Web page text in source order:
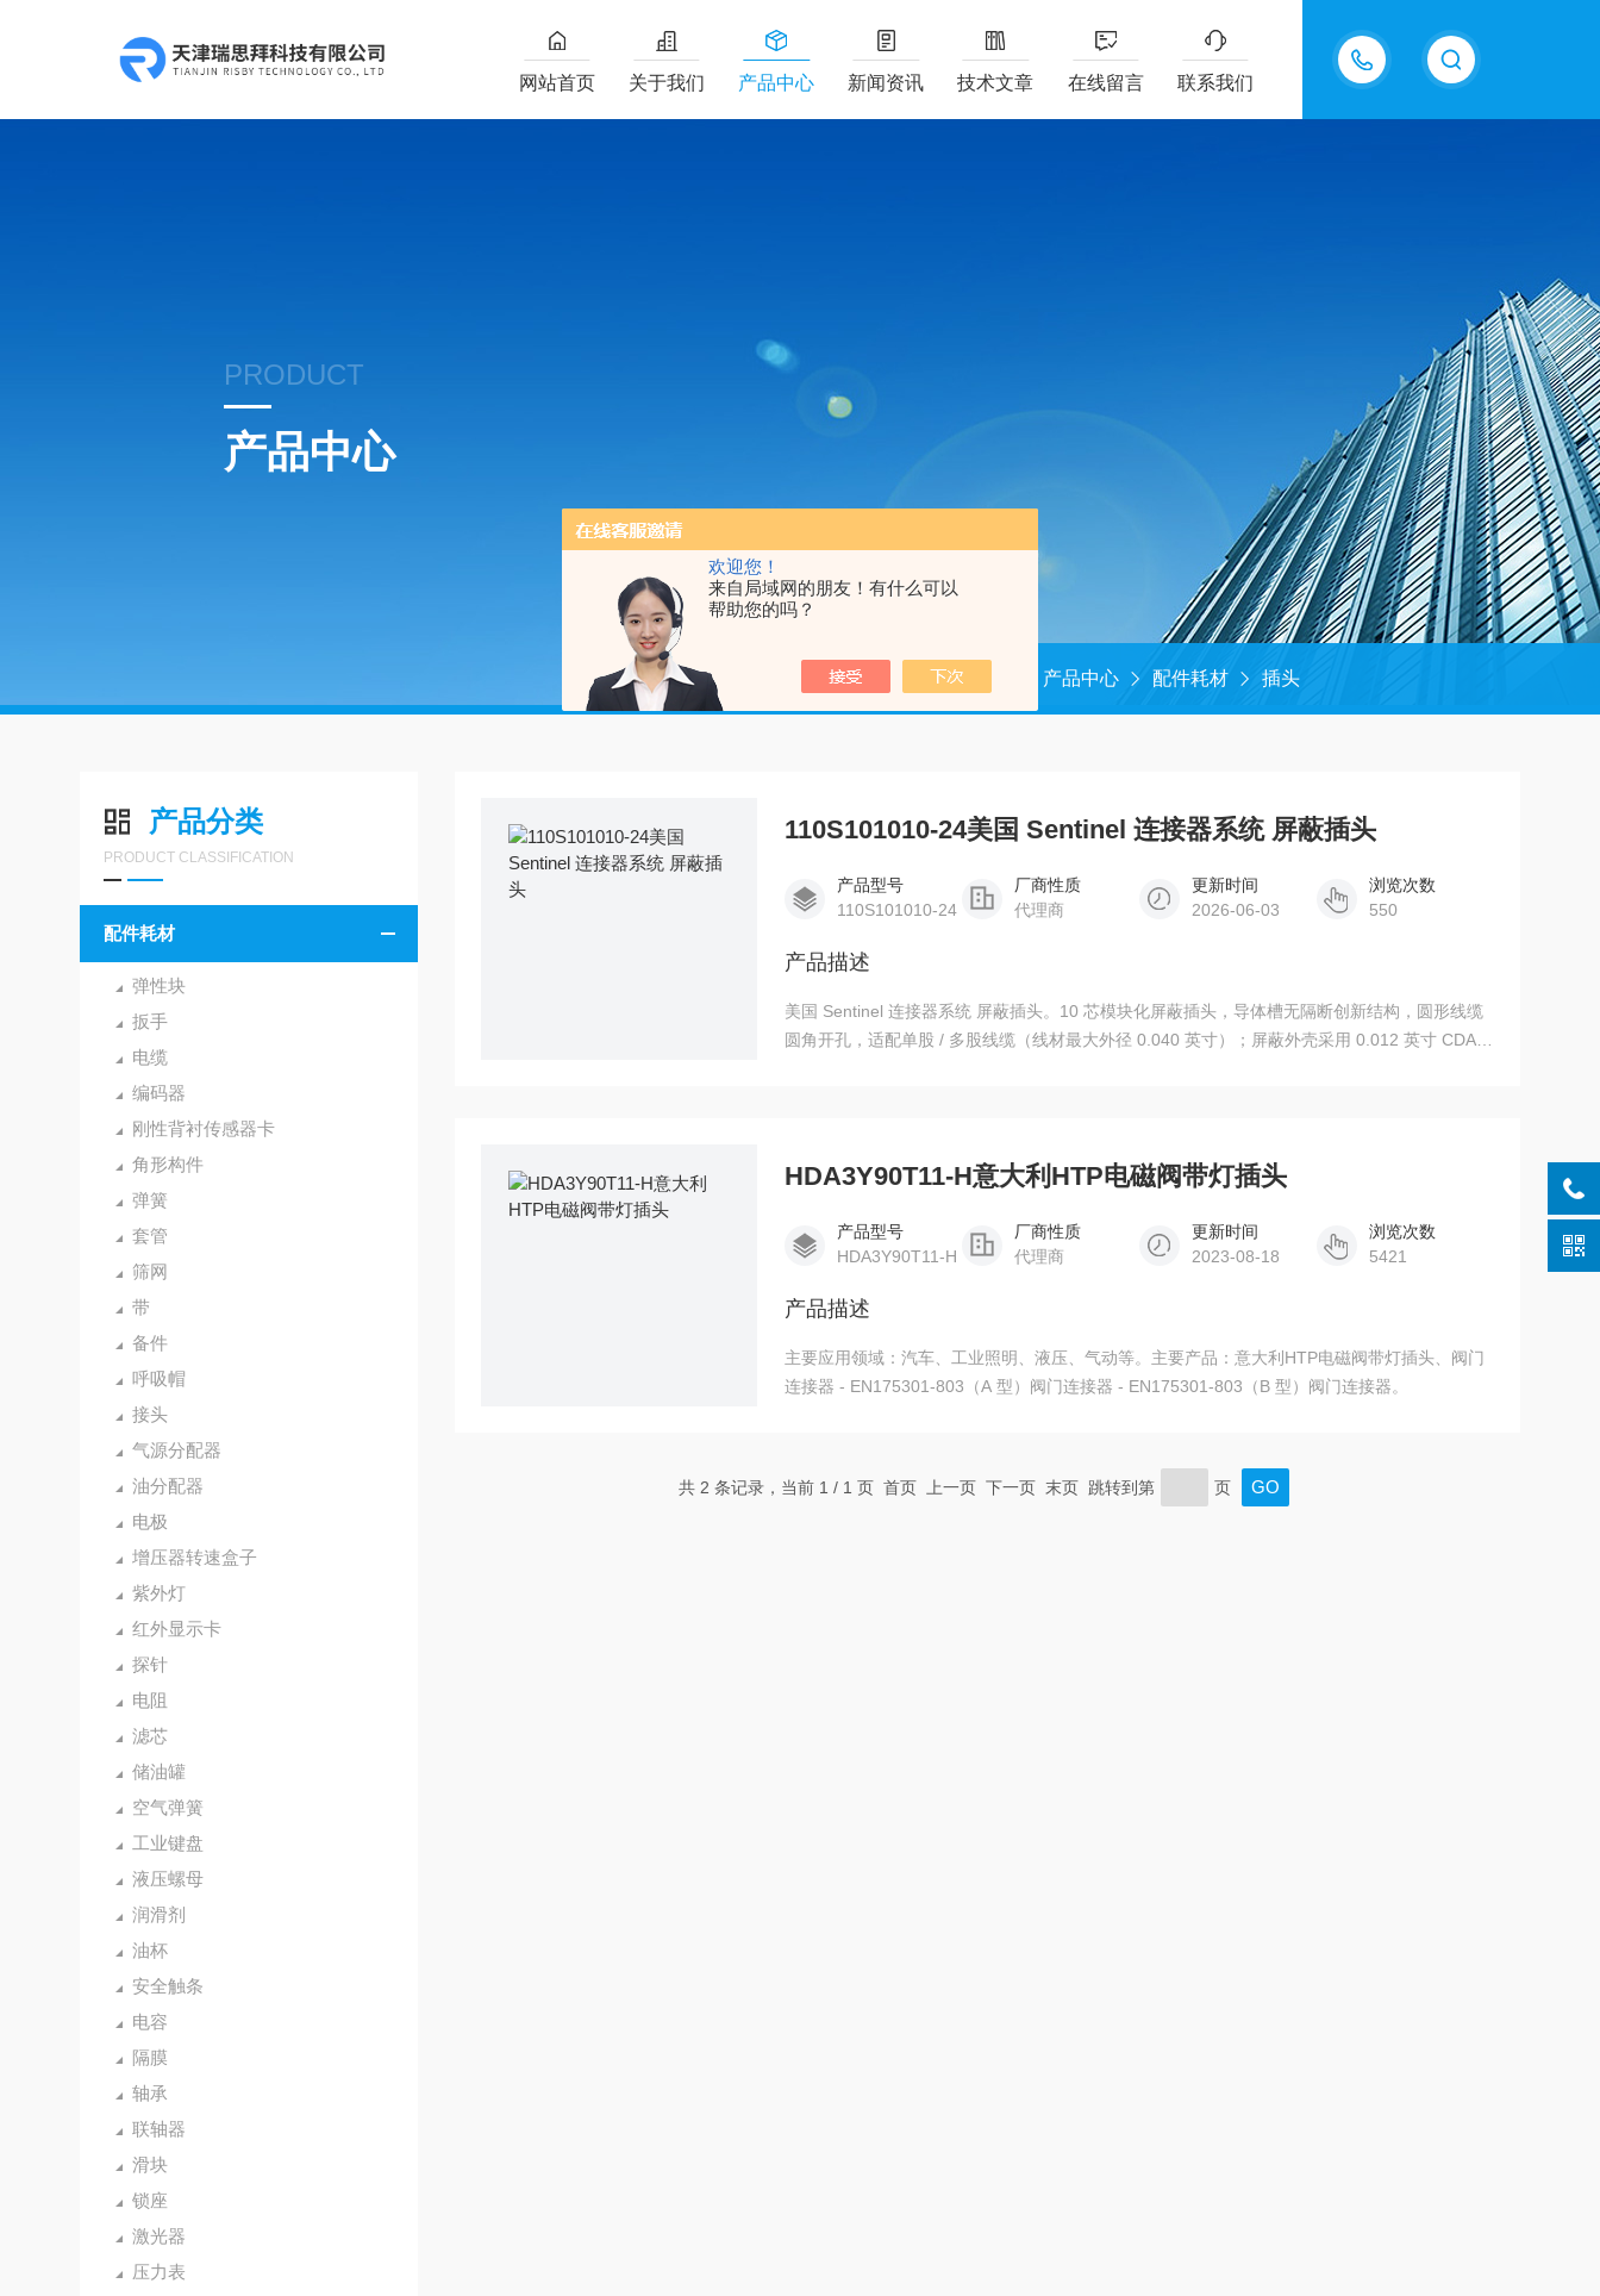
欢迎您！
来自局域网的朋友！有什么可以
帮助您的吗？
18202625585
网站首页 关于我们 产品中心 新闻资讯 技术文章 在线留言 联系我们
PRODUCT
产品中心
当前位置： 产品中心 配件耗材 插头
产品分类
PRODUCT CLASSIFICATION
配件耗材
弹性块
扳手
电缆
编码器
刚性背衬传感器卡
角形构件
弹簧
套管
筛网
带
备件
呼吸帽
接头
气源分配器
油分配器
电极
增压器转速盒子
紫外灯
红外显示卡
探针
电阻
滤芯
储油罐
空气弹簧
工业键盘
液压螺母
润滑剂
油杯
安全触条
电容
隔膜
轴承
联轴器
滑块
锁座
激光器
压力表
110S101010-24美国 Sentinel 连接器系统 屏蔽插头
产品型号
110S101010-24
厂商性质
代理商
更新时间
2026-06-03
浏览次数
550
产品描述
美国 Sentinel 连接器系统 屏蔽插头。10 芯模块化屏蔽插头，导体槽无隔断创新结构，圆形线缆
圆角开孔，适配单股 / 多股线缆（线材最大外径 0.040 英寸）；屏蔽外壳采用 0.012 英寸 CDA-
HDA3Y90T11-H意大利HTP电磁阀带灯插头
产品型号
HDA3Y90T11-H
厂商性质
代理商
更新时间
2023-08-18
浏览次数
5421
产品描述
主要应用领域：汽车、工业照明、液压、气动等。主要产品：意大利HTP电磁阀带灯插头、阀门
连接器 - EN175301-803（A 型）阀门连接器 - EN175301-803（B 型）阀门连接器。
共 2 条记录，当前 1 / 1 页 首页 上一页 下一页 末页 跳转到第 页